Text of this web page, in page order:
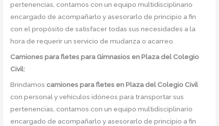
pertenencias, contamos con un equipo multidisciplinario
encargado de acompañarlo y asesorarlo de principio a fin
con el propósito de satisfacer todas sus necesidades a la
hora de requerir un servicio de mudanza o acarreo.
Camiones para fletespara Gimnasios en Plaza del Colegio
Civil:
Brindamos camiones para fletes enPlaza del Colegio Civil
con personal y vehículos idóneos para transportar sus
pertenencias, contamos con un equipo multidisciplinario
encargado de acompañarlo y asesorarlo de principio a fin